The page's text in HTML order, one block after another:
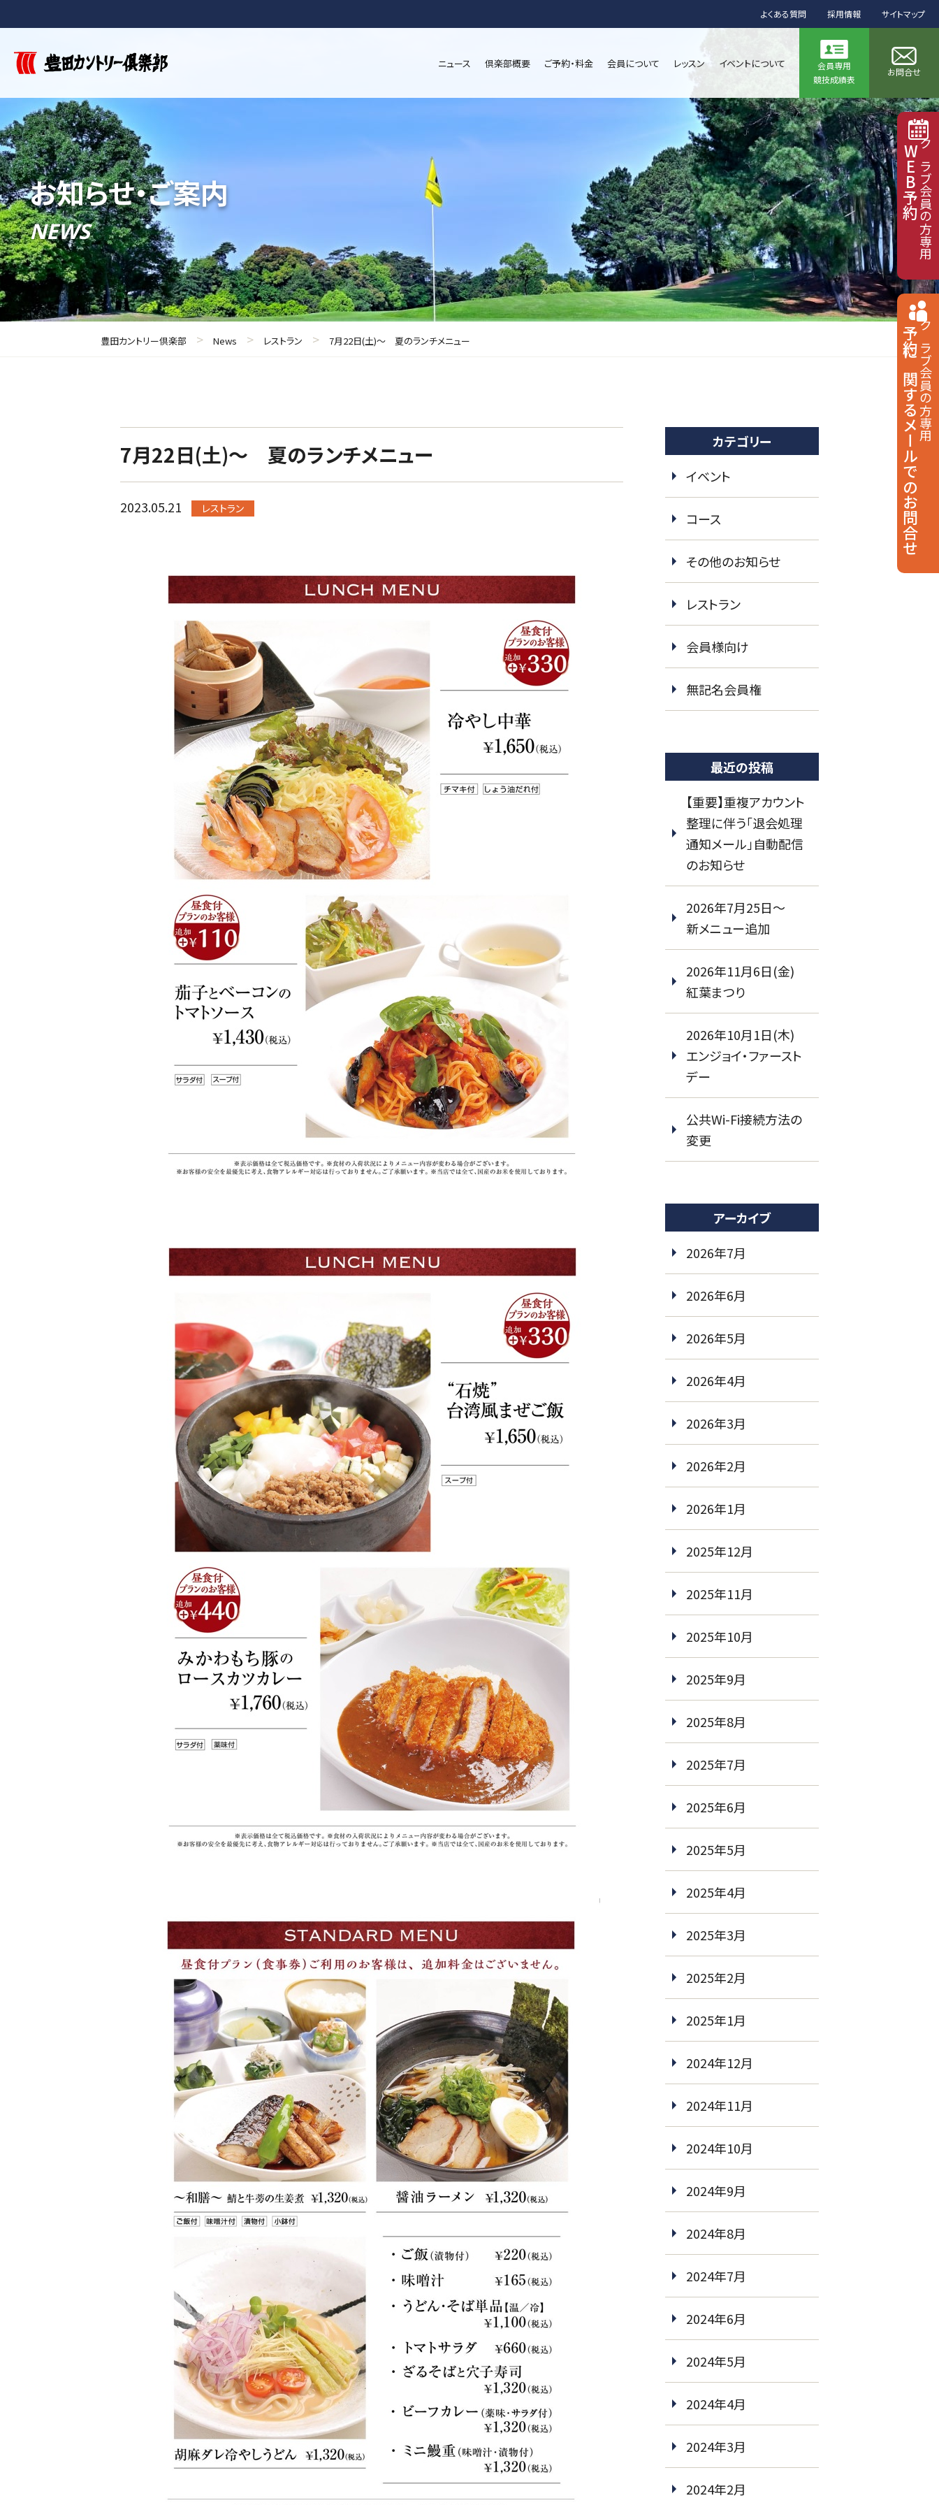
よくある質問 採用情報 サイトマップ
ニュース 倶楽部概要 ご予約・料金 会員について レッスン イベントについて
会員専用
競技成績表
お問合せ
クラブ会員の方専用
WEB予約
クラブ会員の方専用
予約に関する
メールでのお問合せ
お知らせ・ご案内
NEWS
豊田カントリー倶楽部 > News > レストラン > 7月22日(土)～ 夏のランチメニュー
7月22日(土)～ 夏のランチメニュー
2023.05.21 レストラン
カテゴリー
イベント
コース
その他のお知らせ
レストラン
会員様向け
無記名会員権
最近の投稿
【重要】重複アカウント
整理に伴う「退会処理
通知メール」自動配信
のお知らせ
2026年7月25日～
新メニュー追加
2026年11月6日(金)
紅葉まつり
2026年10月1日(木)
エンジョイ・ファースト
デー
公共Wi-Fi接続方法の
変更
アーカイブ
2026年7月
2026年6月
2026年5月
2026年4月
2026年3月
2026年2月
2026年1月
2025年12月
2025年11月
2025年10月
2025年9月
2025年8月
2025年7月
2025年6月
2025年5月
2025年4月
2025年3月
2025年2月
2025年1月
2024年12月
2024年11月
2024年10月
2024年9月
2024年8月
2024年7月
2024年6月
2024年5月
2024年4月
2024年3月
2024年2月